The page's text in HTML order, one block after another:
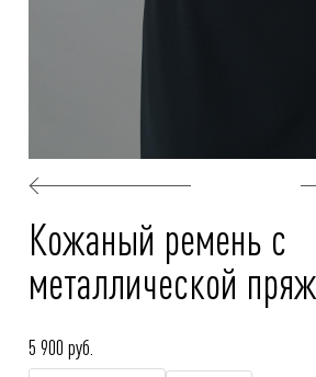
Кожаный ремень с
металлической
5 900 руб.